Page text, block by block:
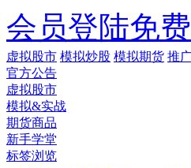
会员登陆免
虚拟股市 模拟炒股 模拟期货 推
官方公告
虚拟股市
模拟&实战
期货商品
新手学堂
标签浏览